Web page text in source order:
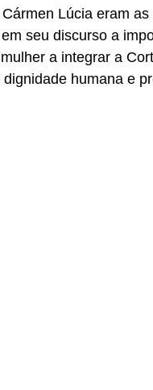
Lúcia eram
seu discurso a
a integrar a
humana e